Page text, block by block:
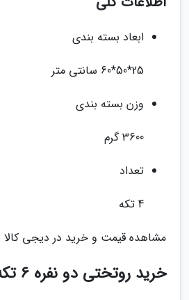
ابعاد بسته بندی
25*50*60 سانتی متر
وزن بسته بندی
3600 گرم
تعداد
4 تکه
مشاهده قیمت و خرید در دیجی کالا
خرید روتختی دو نفره 6 تکه کارینا کد 27